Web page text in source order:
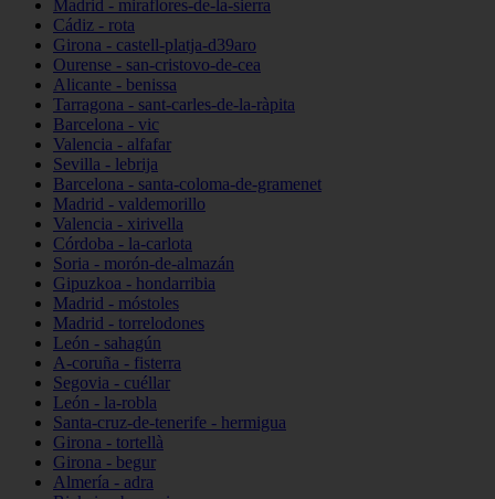
Madrid - miraflores-de-la-sierra
Cádiz - rota
Girona - castell-platja-d39aro
Ourense - san-cristovo-de-cea
Alicante - benissa
Tarragona - sant-carles-de-la-ràpita
Barcelona - vic
Valencia - alfafar
Sevilla - lebrija
Barcelona - santa-coloma-de-gramenet
Madrid - valdemorillo
Valencia - xirivella
Córdoba - la-carlota
Soria - morón-de-almazán
Gipuzkoa - hondarribia
Madrid - móstoles
Madrid - torrelodones
León - sahagún
A-coruña - fisterra
Segovia - cuéllar
León - la-robla
Santa-cruz-de-tenerife - hermigua
Girona - tortellà
Girona - begur
Almería - adra